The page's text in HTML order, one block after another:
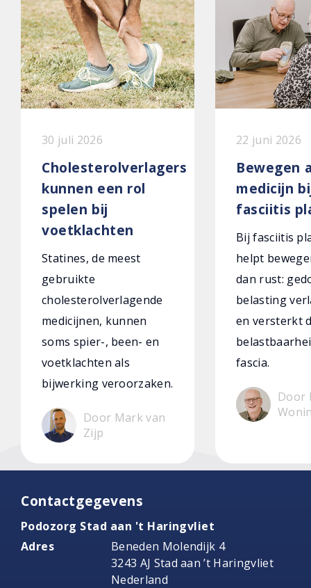
30 juli 2026
Cholesterolverlagers
kunnen een rol
spelen bij
voetklachten
Statines, de meest
gebruikte
cholesterolverlagende
medicijnen, kunnen
soms spier-, been- en
voetklachten als
bijwerking veroorzaken.
Door Mark van
Zijp
22 juni 2026
Bewegen
medicijn
fasciitis
Bij fasciitis
helpt
dan rust:
belasting
en versterkt
fascia.
Door
Contactgegevens
Podozorg Stad aan 't Haringvliet
Adres
Beneden Molendijk 4
3243 AJ Stad aan ’t Haringvliet
Nederland